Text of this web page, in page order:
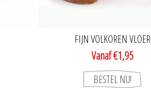
FIJN VOLKOREN VLOER
Vanaf €1,95